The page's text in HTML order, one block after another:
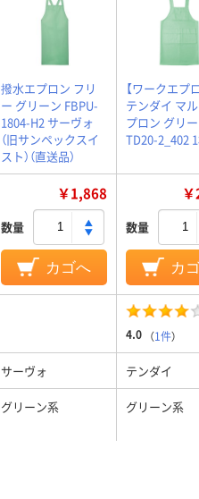
撥水エプロン フリ
ー グリーン FBPU-
1804-H2 サーヴォ
（旧サンペックスイ
スト）（直送品）
【ワークエプ
テンダイ マ
プロン グリ
TD20-2_402
￥1,868
数量
カゴへ
数量
カ
4.0 （1件）
サーヴォ テンダイ
グリーン系 グリーン系